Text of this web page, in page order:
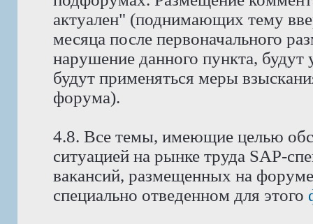
актуален" (поднимающих тему
месяца после первоначального
нарушение данного пункта, будут
будут применяться меры
форума).
4.8. Все темы, имеющие целью
ситуацией на рынке труда SAP-
вакансий, размещенных на
специально отведенном для этого